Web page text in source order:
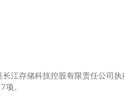
江存储科技控股有限责任公司
项。